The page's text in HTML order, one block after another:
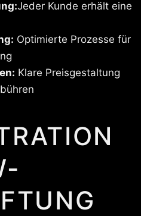
Jeder Kunde erhält eine
Optimierte Prozesse für
Klare Preisgestaltung